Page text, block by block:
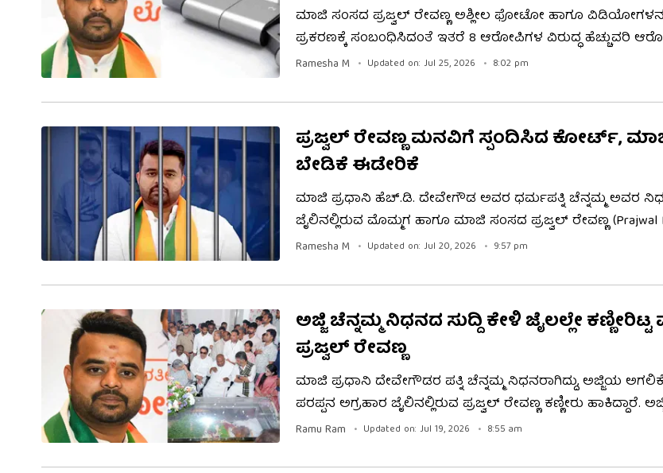
ಮಾಜಿ ಸಂಸದ ಪ್ರಜ್ವಲ್ ರೇವಣ್ಣ ಅಶ್ಲೀಲ ಫೋಟೋ ಹಾಗೂ
ಪ್ರಕರಣಕ್ಕೆ ಸಂಬಂಧಿಸಿದಂತೆ ಇತರೆ 8 ಆರೋಪಿಗಳ ವಿರುದ್ಧ ಹೆಚ್ಚುವರಿ
ಸಲ್ಲಿಕೆಯಾಗಿದೆ. ಈ ಸಂಬಂಧ 42 ನೇ ಎಸಿಜೆಎಂ ಕೋರ್ಟ್ ಮಹತ್ವ ಆದೇಶ ಹೊರಡಿಸಿದ್ದು, ಪೆನ್​
Ramesha M Updated on: Jul 25, 2026 8:02 pm
ಪ್ರಜ್ವಲ್ ರೇವಣ್ಣ ಮನವಿಗೆ ಸ್ಪಂದಿಸಿದ ಕೋರ್ಟ್,
ಬೇಡಿಕೆ ಈಡೇರಿಕೆ
ಮಾಜಿ ಪ್ರಧಾನಿ ಹೆಚ್.ಡಿ. ದೇವೇಗೌಡ ಅವರ ಧರ್ಮಪತ್ನಿ ಚೆನ್ನಮ್ಮ ಅವರ
ಜೈಲಿನಲ್ಲಿರುವ ಮೊಮ್ಮಗ ಹಾಗೂ ಮಾಜಿ ಸಂಸದ ಪ್ರಜ್ವಲ್ ರೇವಣ್ಣ (Prajwal
ಅಂತ್ಯಕ್ರಿಯೆಯಲ್ಲಿ ಭಾಗವಹಿಸಲು ಪೆರೋಲ್ (Parole) ಕೋರಿ ಯಾವುದೇ ಅರ್ಜಿ
ಪ್ರಜ್ವಲ್​​​ಗೆ ಕೋರ್ಟ್​​​ನಿಂದ ಕೊಂಚ ರಿಲೀಫ್ ಸಿಕ್ಕಿದೆ.
Ramesha M Updated on: Jul 20, 2026 9:57 pm
ಅಜ್ಜಿ ಚೆನ್ನಮ್ಮ ನಿಧನದ ಸುದ್ದಿ ಕೇಳಿ ಜೈಲಲ್ಲೇ
ಪ್ರಜ್ವಲ್​​ ರೇವಣ್ಣ
ಮಾಜಿ ಪ್ರಧಾನಿ ದೇವೇಗೌಡರ ಪತ್ನಿ ಚೆನ್ನಮ್ಮ ನಿಧನರಾಗಿದ್ದು, ಅಜ್ಜಿಯ
ಪರಪ್ಪನ ಅಗ್ರಹಾರ ಜೈಲಿನಲ್ಲಿರುವ ಪ್ರಜ್ವಲ್ ರೇವಣ್ಣ ಕಣ್ಣೀರು ಹಾಕಿದ್ದಾರೆ. ಅಜ್ಜಿಯನ್ನು ನೆನೆದು
ಪ್ರಜ್ವಲ್​​ ಬಿಕ್ಕಿ ಬಿಕ್ಕಿ ಅತ್ತಿದ್ದು, ರಾತ್ರಿಯಿಡೀ ನಿದ್ದೆ ಮಾಡದೆ ಮೌನಕ್ಕೆ
Ramu Ram Updated on: Jul 19, 2026 8:55 am